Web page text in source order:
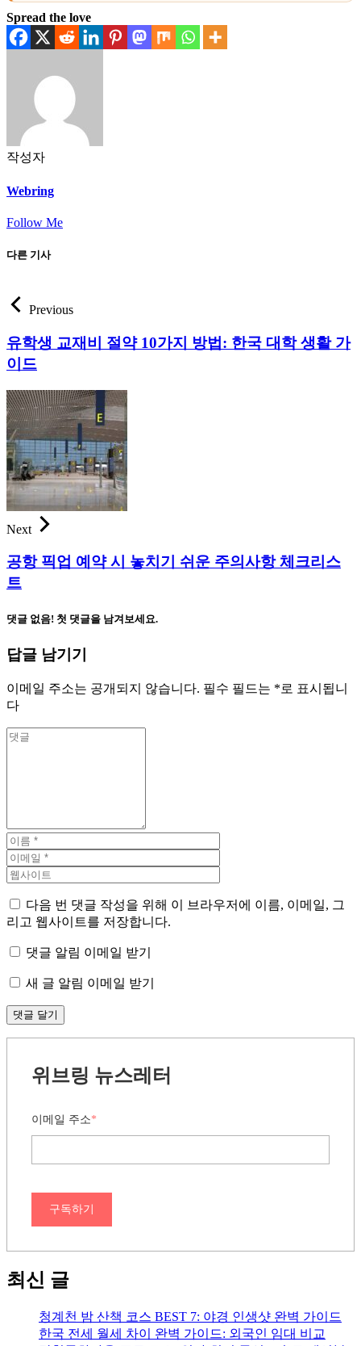
Spread the love
작성자
Webring
Follow Me
다른 기사
Previous
유학생 교재비 절약 10가지 방법: 한국 대학 생활 가
이드
Next
공항 픽업 예약 시 놓치기 쉬운 주의사항 체크리스
트
댓글 없음! 첫 댓글을 남겨보세요.
답글 남기기
이메일 주소는 공개되지 않습니다. 필수 필드는 *로 표시됩니
다
다음 번 댓글 작성을 위해 이 브라우저에 이름, 이메일, 그
리고 웹사이트를 저장합니다.
댓글 알림 이메일 받기
새 글 알림 이메일 받기
위브링 뉴스레터
이메일 주소*
구독하기
최신 글
청계천 밤 산책 코스 BEST 7: 야경 인생샷 완벽 가이드
한국 전세 월세 차이 완벽 가이드: 외국인 임대 비교